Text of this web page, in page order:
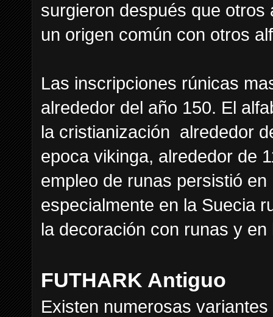
surgieron después que
un origen común con otros
Las inscripciones rúnicas
alrededor del año 150. El
la cristianización alrededor
epoca vikinga, alrededor de
empleo de runas persistió
especialmente en la Suecia
la decoración con runas y
FUTHARK Antiguo
Existen numerosas